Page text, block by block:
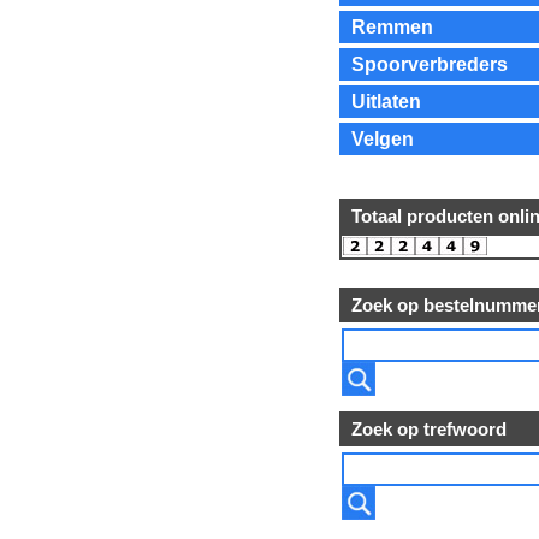
Remmen
Spoorverbreders
Uitlaten
Velgen
Totaal producten
Zoek op
Zoek op trefwoord